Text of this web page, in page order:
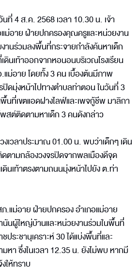
ที่ 4 ส.ค. 2568 เวลา 10.30 น. เจ้า
ม่อาย ฝ่ายปกครองคุณครูและหน่วยงาน
นร่วมลงพื้นที่กระจายกำลังค้นหาเด็ก
นเท้าออกจากหอนอนบริเวณโรงเรียน
.แม่อาย โดยทั้ง 3 คน เบื้องต้นมีภาพ
ดมุ่งหน้าไปทางตำบลท่าตอน ในวันที่ 3
นที่เขตแอดฝางไลฟ์และเพจกู้ชีพ มาลิกา
สต์ติดตามหาเด็ก 3 คนดังกล่าว
งเวลาประมาณ 01.00 น. พบว่าเด็กๆ เดิน
ตามกล้องวงจรปิดจากพลเมืองดีจุด
นเท้าตรงตามถนนมุ่งหน้าไปยัง ต.ท่า
.แม่อาย ฝ่ายปกครอง อำเภอแม่อาย
นผู้ใหญ่บ้านและหน่วยงานร่วมในพื้นที่
ประชานุเคราะห์ 30 ได้แบ่งพื้นที่และ
หา ซึ่งในเวลา 12.35 น. ยังไม่พบ หากมี
ให้ทราบ